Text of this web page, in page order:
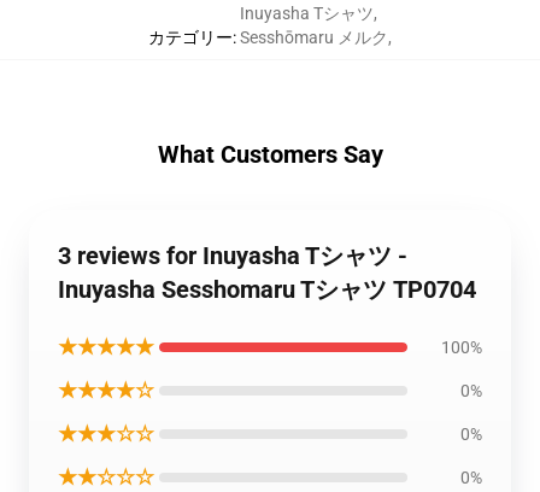
カテゴリー:
Inuyasha Tシャツ,
Sesshōmaru メルク,
What Customers Say
3 reviews for Inuyasha Tシャツ -
Inuyasha Sesshomaru Tシャツ TP0704
★★★★★ 100%
★★★★☆ 0%
★★★☆☆ 0%
★★☆☆☆ 0%